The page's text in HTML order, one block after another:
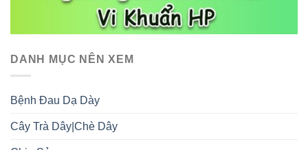
DANH MỤC NÊN XEM
Bệnh Đau Dạ Dày
Cây Trà Dây|Chè Dây